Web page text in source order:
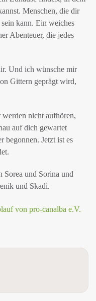
Menschen, die dir
kann. Ein weiches
Abenteuer, die jedes
Und ich wünsche mir
Gittern geprägt wird,
nicht aufhören,
auf dich gewartet
begonnen. Jetzt ist es
Sorea und Sorina und
und Skadi.
von pro-canalba e.V.